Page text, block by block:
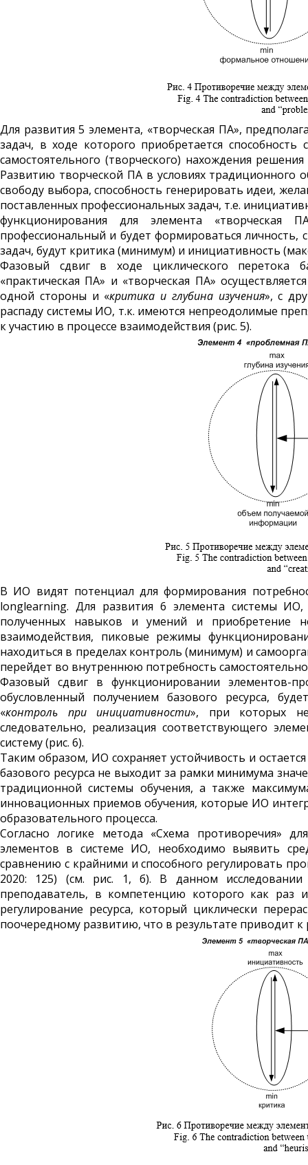
Для развития 5 элемента, «творческая ПА»,
задач, в ходе которого приобретается
самостоятельного (творческого) нахождения
Развитию творческой ПА в условиях традиционного
свободу выбора, способность генерировать идеи,
поставленных профессиональных задач, т.е.
функционирования для элемента
профессиональный и будет формироваться
задач, будут критика (минимум) и инициативность
Фазовый сдвиг в ходе циклического перетока
«практическая ПА» и «творческая ПА»
одной стороны и «критика и глубина изучения», с
распаду системы ИО, т.к. имеются непреодолимые
к участию в процессе взаимодействия (рис. 5).
В ИО видят потенциал для формирования
longlearning. Для развития 6 элемента системы ИО,
полученных навыков и умений и приобретение
взаимодействия, пиковые режимы
находиться в пределах контроль (минимум) и
перейдет во внутреннюю потребность
Фазовый сдвиг в функционировании элементов-
обусловленный получением базового ресурса,
«контроль при инициативности», при которых
следовательно, реализация соответствующего
систему (рис. 6).
Таким образом, ИО сохраняет устойчивость и
базового ресурса не выходит за рамки минимума
традиционной системы обучения, а также
инновационных приемов обучения, которые ИО
образовательного процесса.
Согласно логике метода «Схема противоречия»
элементов в системе ИО, необходимо выявить
сравнению с крайними и способного регулировать
2020: 125) (см. рис. 1, б). В данном исследовании
преподаватель, в компетенцию которого как раз
регулирование ресурса, который циклически
поочередному развитию, что в результате приводит